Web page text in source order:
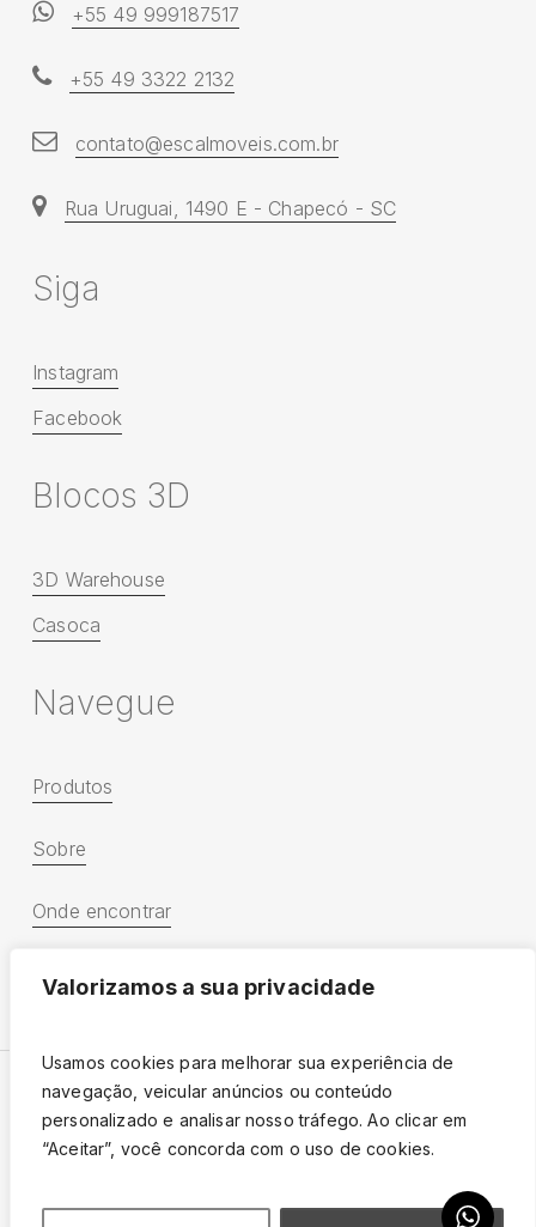
Valorizamos a sua privacidade
Usamos cookies para melhorar sua experiência de
navegação, veicular anúncios ou conteúdo
personalizado e analisar nosso tráfego. Ao clicar em
“Aceitar”, você concorda com o uso de cookies.
+55 49 999187517
+55 49 3322 2132
contato@escalmoveis.com.br
Rua Uruguai, 1490 E - Chapecó - SC
Siga
Instagram
Facebook
Blocos 3D
3D Warehouse
Casoca
Navegue
Produtos
Sobre
Onde encontrar
Catálogo 2025
Escal 2025 – Todos os direitos reservados.